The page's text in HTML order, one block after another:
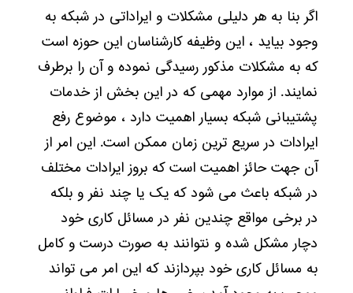
اگر بنا به هر دلیلی مشکلات و ایراداتی در شبکه به
وجود بیاید ، این وظیفه کارشناسان این حوزه است
که به مشکلات مذکور رسیدگی نموده و آن را برطرف
نمایند. از موارد مهمی که در این بخش از خدمات
پشتیبانی شبکه بسیار اهمیت دارد ، موضوع رفع
ایرادات در سریع ترین زمان ممکن است. این امر از
آن جهت حائز اهمیت است که بروز ایرادات مختلف
در شبکه باعث می شود که یک یا چند نفر و بلکه
در برخی مواقع چندین نفر در مسائل کاری خود
دچار مشکل شده و نتوانند به صورت درست و کامل
به مسائل کاری خود بپردازند که این امر می تواند